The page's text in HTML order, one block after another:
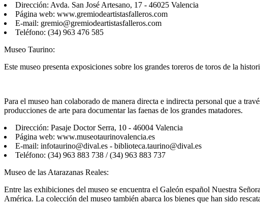
Dirección: Avda. San José Artesano, 17 - 46025 Valencia
Página web: www.gremiodeartistasfalleros.com
E-mail: gremio@gremiodeartistasfalleros.com
Teléfono: (34) 963 476 585
Museo Taurino:
Este museo presenta exposiciones sobre los grandes toreros de toros de la
Para el museo han colaborado de manera directa e indirecta personal que a
producciones de arte para documentar las faenas de los grandes matadores.
Dirección: Pasaje Doctor Serra, 10 - 46004 Valencia
Página web: www.museotaurinovalencia.es
E-mail: infotaurino@dival.es - biblioteca.taurino@dival.es
Teléfono: (34) 963 883 738 / (34) 963 883 737
Museo de las Atarazanas Reales:
Entre las exhibiciones del museo se encuentra el Galeón español Nuestra
América. La colección del museo también abarca los bienes que han sido